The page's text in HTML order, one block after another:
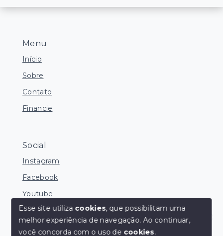
Menu
Início
Sobre
Contato
Financie
Social
Instagram
Facebook
Youtube
© Copyright 2026 - Ocean Consultoria de Imóveis -
Corretores Online
Esse site utiliza cookies, que possibilitam uma
melhor experiência de navegação.Ao continuar,
você concorda com o uso de cookies.